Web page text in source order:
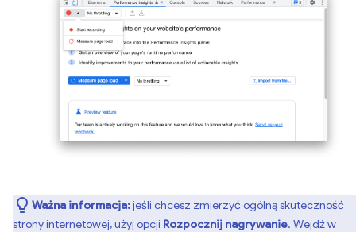
Ważna informacja:jeśli chcesz zmierzyć ogólną skuteczność
strony internetowej, użyj opcji Rozpocznij nagrywanie. Wejdź w